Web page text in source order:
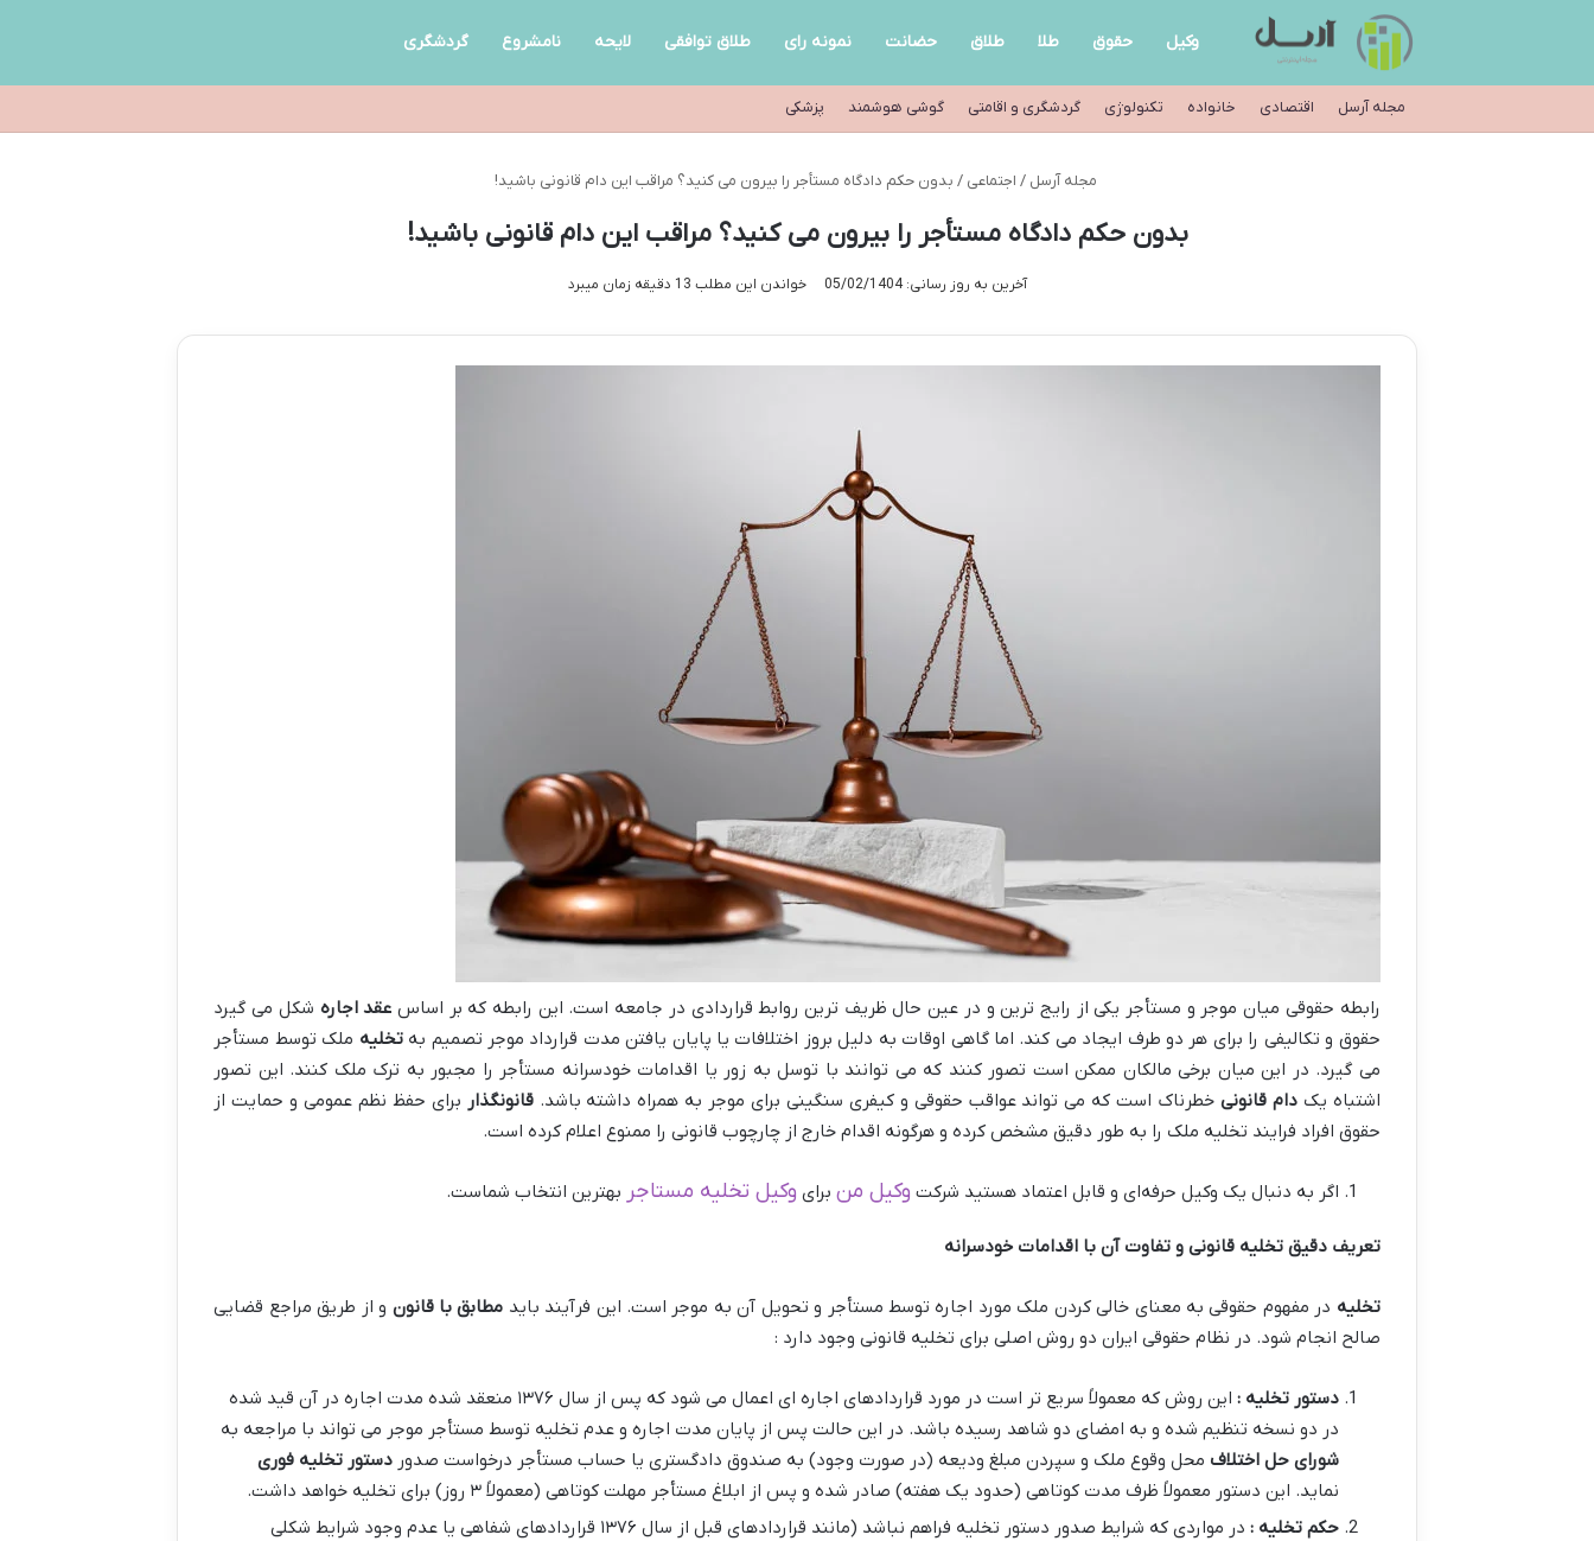
وکیل حقوق طلا طلاق حضانت نمونه رای طلاق توافقی لایحه نامشروع گردشگری
مجله آرسل اقتصادی خانواده تکنولوژی گردشگری و اقامتی گوشی هوشمند پزشکی
مجله آرسل / اجتماعی / بدون حکم دادگاه مستأجر را بیرون می کنید؟ مراقب این دام قانونی باشید!
بدون حکم دادگاه مستأجر را بیرون می کنید؟ مراقب این دام قانونی باشید!
آخرین به روز رسانی: 05/02/1404 خواندن این مطلب 13 دقیقه زمان میبرد
رابطه حقوقی میان موجر و مستأجر یکی از رایج ترین و در عین حال ظریف ترین روابط قراردادی در جامعه است. این رابطه که بر اساس عقد اجاره شکل می گیرد
حقوق و تکالیفی را برای هر دو طرف ایجاد می کند. اما گاهی اوقات به دلیل بروز اختلافات یا پایان یافتن مدت قرارداد موجر تصمیم بهتخلیه ملک توسط مستأجر
می گیرد. در این میان برخی مالکان ممکن است تصور کنند که می توانند با توسل به زور یا اقدامات خودسرانه مستأجر را مجبور به ترک ملک کنند. این تصور
اشتباه یکدام قانونی خطرناک است که می تواند عواقب حقوقی و کیفری سنگینی برای موجر به همراه داشته باشد.قانونگذار برای حفظ نظم عمومی و حمایت از
حقوق افراد فرایند تخلیه ملک را به طور دقیق مشخص کرده و هرگونه اقدام خارج از چارچوب قانونی را ممنوع اعلام کرده است.
اگر به دنبال یک وکیل حرفه‌ای و قابل اعتماد هستید شرکت وکیل من برای وکیل تخلیه مستاجر بهترین انتخاب شماست.
تعریف دقیق تخلیه قانونی و تفاوت آن با اقدامات خودسرانه
تخلیه در مفهوم حقوقی به معنای خالی کردن ملک مورد اجاره توسط مستأجر و تحویل آن به موجر است. این فرآیند باید مطابق با قانون و از طریق مراجع قضایی
صالح انجام شود. در نظام حقوقی ایران دو روش اصلی برای تخلیه قانونی وجود دارد :
دستور تخلیه :
این روش که معمولاً سریع تر است در مورد قراردادهای اجاره ای اعمال می شود که پس از سال ۱۳۷۶ منعقد شده مدت اجاره در آن قید شده
در دو نسخه تنظیم شده و به امضای دو شاهد رسیده باشد. در این حالت پس از پایان مدت اجاره و عدم تخلیه توسط مستأجر موجر می تواند با مراجعه به
شورای حل اختلاف محل وقوع ملک و سپردن مبلغ ودیعه (در صورت وجود) به صندوق دادگستری یا حساب مستأجر درخواست صدوردستور تخلیه فوری
نماید. این دستور معمولاً ظرف مدت کوتاهی (حدود یک هفته) صادر شده و پس از ابلاغ مستأجر مهلت کوتاهی (معمولاً ۳ روز) برای تخلیه خواهد داشت.
حکم تخلیه :
در مواردی که شرایط صدور دستور تخلیه فراهم نباشد (مانند قراردادهای قبل از سال ۱۳۷۶ قراردادهای شفاهی یا عدم وجود شرایط شکلی